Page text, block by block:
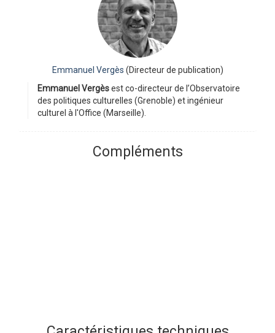
Emmanuel Vergès (Directeur de publication)
Emmanuel Vergèsest co-directeur de l’Observatoire
des politiques culturelles (Grenoble) et ingénieur
culturel à l'Office (Marseille).
Compléments